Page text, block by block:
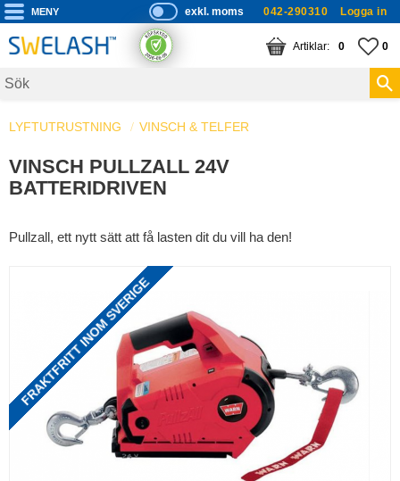
Meny
P
ri
s
s
s
exkl. moms 042-290310 Logga in
0
KUNDVAGN
ANTAL 0
LYFTUTRUSTNING VINSCH & TELFER
VINSCH PULLZALL 24V
BATTERIDRIVEN
Pullzall, ett nytt sätt att få lasten dit du vill ha den!
FRAKTFRITT INOM SVERIGE